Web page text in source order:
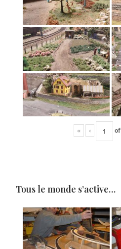
« ‹ of
Tous le monde s’active…